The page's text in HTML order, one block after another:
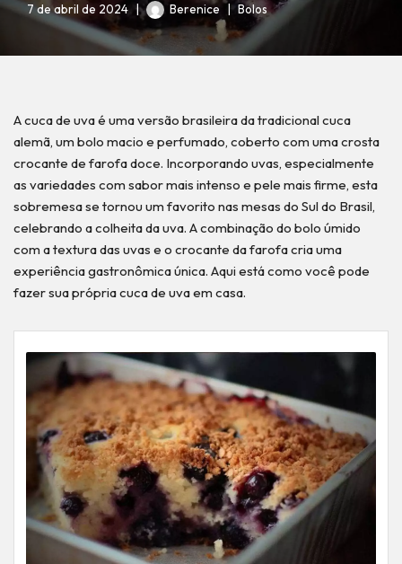
7 de abril de 2024 Berenice Bolos
A cuca de uva é uma versão brasileira da tradicional cuca
alemã, um bolo macio e perfumado, coberto com uma crosta
crocante de farofa doce. Incorporando uvas, especialmente
as variedades com sabor mais intenso e pele mais firme, esta
sobremesa se tornou um favorito nas mesas do Sul do Brasil,
celebrando a colheita da uva. A combinação do bolo úmido
com a textura das uvas e o crocante da farofa cria uma
experiência gastronômica única. Aqui está como você pode
fazer sua própria cuca de uva em casa.